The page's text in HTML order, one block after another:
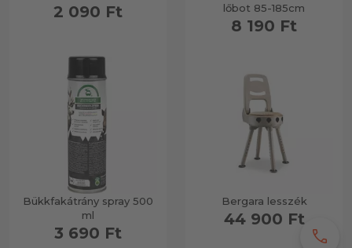
2 090 Ft lőbot 85-185cm
8 190 Ft
Bükkfakátrány spray 500
ml
3 690 Ft
Bergara lesszék
44 900 Ft
call